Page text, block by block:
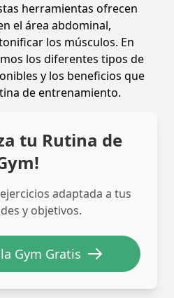
herramientas ofrecen
el área abdominal,
los músculos. En
los diferentes tipos de
y los beneficios que
de entrenamiento.
tu Rutina de
adaptada a tus
y objetivos.
Gym Gratis